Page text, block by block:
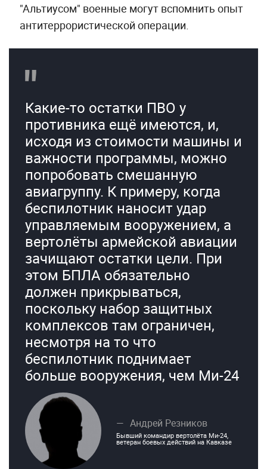
"Альтиусом" военные могут вспомнить опыт
антитеррористической операции.
Какие-то остатки ПВО у
противника ещё имеются, и,
исходя из стоимости машины и
важности программы, можно
попробовать смешанную
авиагруппу. К примеру, когда
беспилотник наносит удар
управляемым вооружением, а
вертолёты армейской авиации
зачищают остатки цели. При
этом БПЛА обязательно
должен прикрываться,
поскольку набор защитных
комплексов там ограничен,
несмотря на то что
беспилотник поднимает
больше вооружения, чем Ми-24
Андрей Резников
Бывший командир вертолёта Ми-24,
ветеран боевых действий на Кавказе